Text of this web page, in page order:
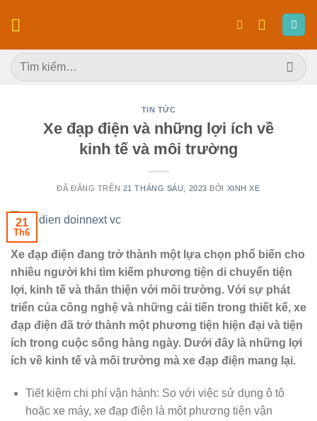
dung
Tìm
kiếm:
TIN TỨC
Xe đạp điện và những lợi ích về
kinh tế và môi trường
ĐÃ ĐĂNG TRÊN 21 THÁNG SÁU, 2023 BỞI XINH XE
21
Th6
Xe đạp điện đang trở thành một lựa chọn phổ biến cho
nhiều người khi tìm kiếm phương tiện di chuyển tiện
lợi, kinh tế và thân thiện với môi trường. Với sự phát
triển của công nghệ và những cải tiến trong thiết kế, xe
đạp điện đã trở thành một phương tiện hiện đại và tiện
ích trong cuộc sống hàng ngày. Dưới đây là những lợi
ích về kinh tế và môi trường mà xe đạp điện mang lại.
Tiết kiệm chi phí vận hành: So với việc sử dụng ô tô
hoặc xe máy, xe đạp điện là một phương tiện vận